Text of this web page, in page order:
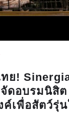
ย!
ดอบรมนิสิ
เพื่อสัตว์รุ่